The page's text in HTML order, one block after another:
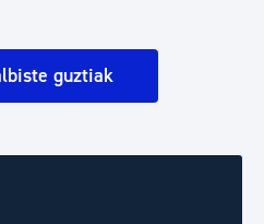
guztiak